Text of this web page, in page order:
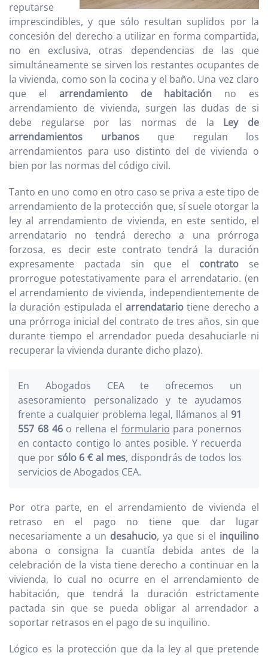
reputarse
imprescindibles, y que sólo resultan suplidos por la
concesión del derecho a utilizar en forma compartida,
no en exclusiva, otras dependencias de las que
simultáneamente se sirven los restantes ocupantes de
la vivienda, como son la cocina y el baño. Una vez claro
que el arrendamiento de habitación no es
arrendamiento de vivienda, surgen las dudas de si
debe regularse por las normas de la Ley de
arrendamientos urbanosque regulan los
arrendamientos para uso distinto del de vivienda o
bien por las normas del código civil.
Tanto en uno como en otro caso se priva a este tipo de
arrendamiento de la protección que, sí suele otorgar la
ley al arrendamiento de vivienda, en este sentido, el
arrendatario no tendrá derecho a una prórroga
forzosa, es decir este contrato tendrá la duración
expresamente pactada sin que el contrato se
prorrogue potestativamente para el arrendatario. (en
el arrendamiento de vivienda, independientemente de
la duración estipulada el arrendatariotiene derecho a
una prórroga inicial del contrato de tres años, sin que
durante tiempo el arrendador pueda desahuciarle ni
recuperar la vivienda durante dicho plazo).
En Abogados CEA te ofrecemos un
asesoramiento personalizado y te ayudamos
frente a cualquier problema legal, llámanos al 91
557 68 46o rellena el formulario para ponernos
en contacto contigo lo antes posible. Y recuerda
que porsólo 6 € al mes, dispondrás de todos los
servicios de Abogados CEA.
Por otra parte, en el arrendamiento de vivienda el
retraso en el pago no tiene que dar lugar
necesariamente a un desahucio, ya que si el inquilino
abona o consigna la cuantía debida antes de la
celebración de la vista tiene derecho a continuar en la
vivienda, lo cual no ocurre en el arrendamiento de
habitación, que tendrá la duración estrictamente
pactada sin que se pueda obligar al arrendador a
soportar retrasos en el pago de su inquilino.
Lógico es la protección que da la ley al que pretende